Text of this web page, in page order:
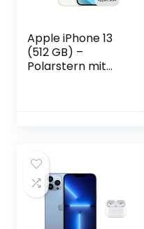
Apple iPhone 13
(512 GB) –
Polarstern mit